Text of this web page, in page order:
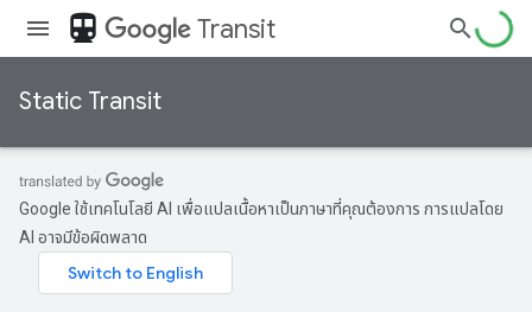
directions_transit Transit
Static Transit
Google ใช้เทคโนโลยี AI เพื่อแปลเนื้อหาเป็นภาษาที่คุณต้องการ การแปลโดย
AI อาจมีข้อผิดพลาด